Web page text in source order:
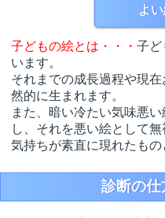
よ
子どもの絵とは・・・子ど
います。
それまでの成長過程や現
然的に生まれます。
また、暗い冷たい気味悪
し、それを悪い絵として無
気持ちが素直に現れたも
診断の仕